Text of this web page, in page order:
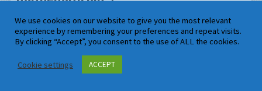
उत्तर:यूक्लिड
प्रश्न:6.वास्तविक संख्याएँ किसे कहते हैं? (What is
the real number called?):
We use cookies on our website to give you the most relevant
experience by remembering your preferences and repeat visits.
By clicking “Accept”, you consent to the use of ALL the cookies.
Cookie settings ACCEPT